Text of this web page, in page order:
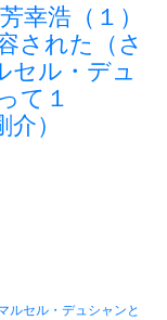
浩（１）
された（さ
ル・デュ
て１
）
マルセル・デュシャンと